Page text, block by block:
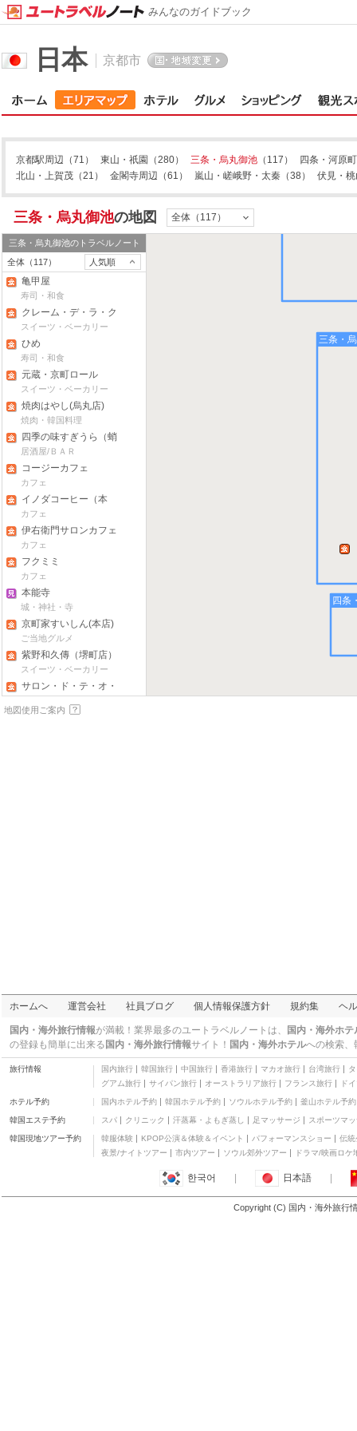
日本 京都市
京都駅周辺 （71） 東山・祇園 （280） 三条・烏丸御池 （117）
四条・河原町
北山・上賀茂 （21） 金閣寺周辺 （61） 嵐山・嵯峨野・太秦 （38） 伏見・
三条・烏丸御池の地図 全体（117）
三条・烏丸御池のトラベルノート
全体（117）
人気順
亀甲屋
寿司・和食
クレーム・デ・ラ・ク
レーム（烏丸本店）
スイーツ・ベーカリー
ひめ
寿司・和食
元蔵・京町ロール
スイーツ・ベーカリー
焼肉はやし(烏丸店)
焼肉・韓国料理
四季の味すぎうら（蛸
薬師店）
居酒屋/ＢＡＲ
コージーカフェ
カフェ
イノダコーヒー（本
店）
カフェ
伊右衛門サロンカフェ
カフェ
フクミミ
カフェ
本能寺
城・神社・寺
京町家すいしん(本店)
ご当地グルメ
紫野和久傳（堺町店）
スイーツ・ベーカリー
サロン・ド・テ・オ・
グルニエ・ドール
万葉はせがわ
三条商店街
市場・商店街
喜久屋
お土産・伝統工芸品
おばんざい
寿司・和食
寿司・和食
鳥彌三 あざみ
寿司・和食
麺類
三条・
四条
今出川・丸太町
地図使用ご案内
みんなのガイドブック
ホームへ 運営会社 社員ブログ 個人情報保護方針 規約集 ヘ
国内・海外旅行情報が満載！業界最多のユートラベルノートは、
国内・海外ホ
の登録も簡単に出来る 国内・海外旅行情報サイト！ 国内・海外ホテルへの検索、
旅行情報 国内旅行 韓国旅行 中国旅行 香港旅行 マカオ旅行 台湾旅行
グアム旅行
サイパン旅行 オーストラリア旅行 フランス旅行 ド
ホテル予約 国内ホテル予約 韓国ホテル予約 ソウルホテル予約 釜山ホテル予約
韓国エステ予約 スパ クリニック 汗蒸幕・よもぎ蒸し 足マッサージ スポーツマ
韓国現地ツアー予約 韓服体験 KPOP公演＆体験＆イベント パフォーマンスショー
伝統
夜景/ナイトツアー
市内ツアー ソウル郊外ツアー ドラマ/映画ロケ
한국어 日本語
Copyright (C) 国内・海外旅行